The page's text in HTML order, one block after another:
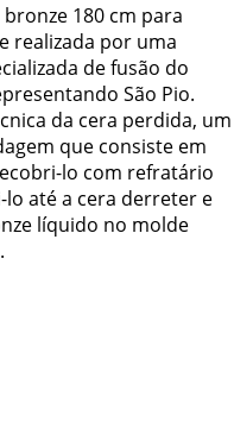
180 cm para
realizada por uma
de fusão do
São Pio.
da cera perdida, um
que consiste em
lo com refratário
até a cera derreter e
líquido no molde